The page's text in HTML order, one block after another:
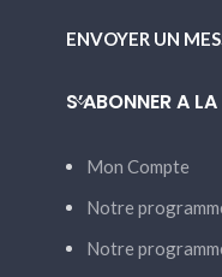
ENVOYER UN
S’ABONNER A
Mon Compte
Notre
Notre